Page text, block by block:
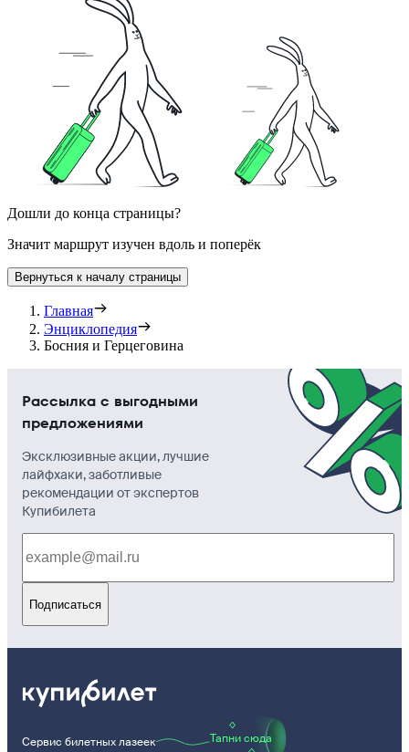
Дошли до конца страницы?
Значит маршрут изучен вдоль и поперёк
Вернуться к началу страницы
Главная
Энциклопедия
Босния и Герцеговина
Рассылка с выгодными
предложениями
Эксклюзивные акции, лучшие
лайфхаки, заботливые
рекомендации от экспертов
Купибилета
Подписаться
Сервис билетных лазеек Тапни сюда